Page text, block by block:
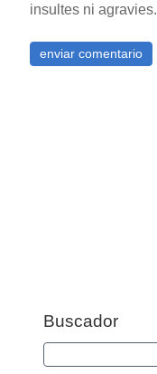
insultes ni agravies.
Buscador